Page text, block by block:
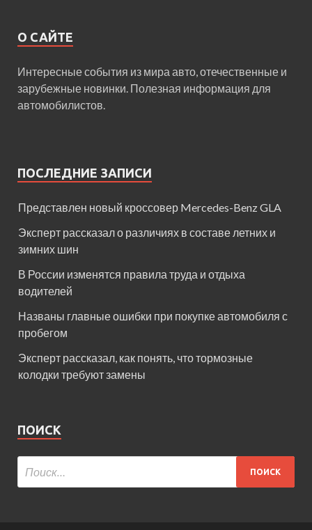
О САЙТЕ
Интересные события из мира авто, отечественные и
зарубежные новинки. Полезная информация для
автомобилистов.
ПОСЛЕДНИЕ ЗАПИСИ
Представлен новый кроссовер Mercedes-Benz GLA
Эксперт рассказал о различиях в составе летних и
зимних шин
В России изменятся правила труда и отдыха
водителей
Названы главные ошибки при покупке автомобиля с
пробегом
Эксперт рассказал, как понять, что тормозные
колодки требуют замены
ПОИСК